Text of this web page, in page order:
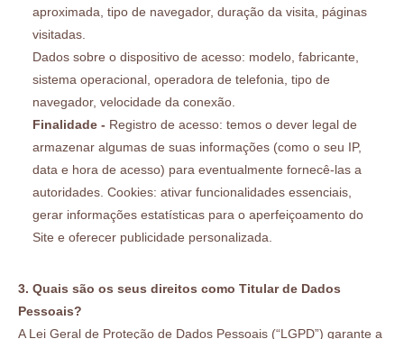
aproximada, tipo de navegador, duração da visita, páginas
visitadas.
Dados sobre o dispositivo de acesso: modelo, fabricante,
sistema operacional, operadora de telefonia, tipo de
navegador, velocidade da conexão.
Finalidade - Registro de acesso: temos o dever legal de
armazenar algumas de suas informações (como o seu IP,
data e hora de acesso) para eventualmente fornecê-las a
autoridades. Cookies: ativar funcionalidades essenciais,
gerar informações estatísticas para o aperfeiçoamento do
Site e oferecer publicidade personalizada.
3. Quais são os seus direitos como Titular de Dados
Pessoais?
A Lei Geral de Proteção de Dados Pessoais (“LGPD”) garante a